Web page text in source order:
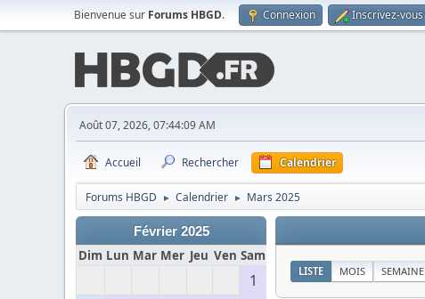
Bienvenue sur Forums HBGD. Connexion Inscrivez-vous
Août 07, 2026, 07:44:09 AM
Accueil Rechercher Calendrier
Forums HBGD ► Calendrier ► Mars 2025
Février 2025
Dim Lun Mar Mer Jeu Ven Sam
1
LISTE MOIS SEMAINE